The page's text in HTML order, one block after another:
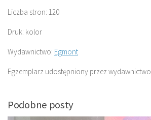
Liczba stron: 120
Druk: kolor
Wydawnictwo: Egmont
Egzemplarz udostępniony przez wydawnictwo
Podobne posty